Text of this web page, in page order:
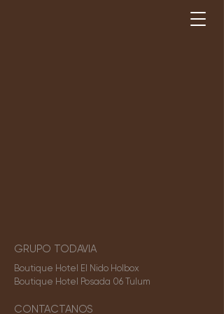
GRUPO TODAVIA
Boutique Hotel El Nido Holbox
Boutique Hotel Posada 06 Tulum
CONTACTANOS